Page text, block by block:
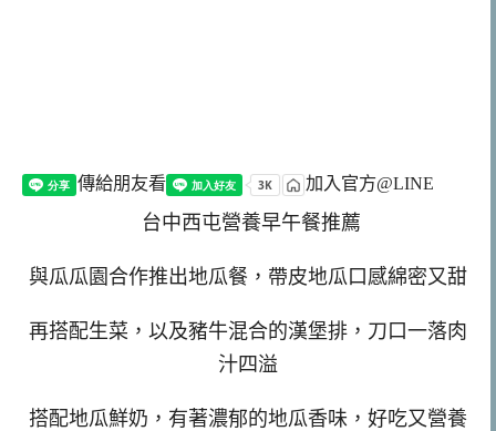
傳給朋友看 加入官方@LINE
台中西屯營養早午餐推薦
與瓜瓜園合作推出地瓜餐，帶皮地瓜口感綿密又甜
再搭配生菜，以及豬牛混合的漢堡排，刀口一落肉
汁四溢
搭配地瓜鮮奶，有著濃郁的地瓜香味，好吃又營養